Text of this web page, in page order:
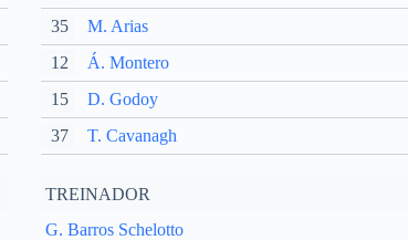
35
M. Arias
12
Á. Montero
15
D. Godoy
37
T. Cavanagh
TREINADOR
G. Barros Schelotto